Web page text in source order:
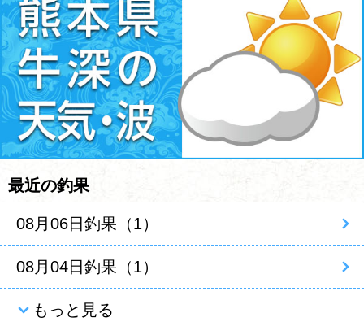
最近の釣果
08月06日釣果（1）
08月04日釣果（1）
もっと見る